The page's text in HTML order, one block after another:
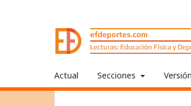
Actual Secciones